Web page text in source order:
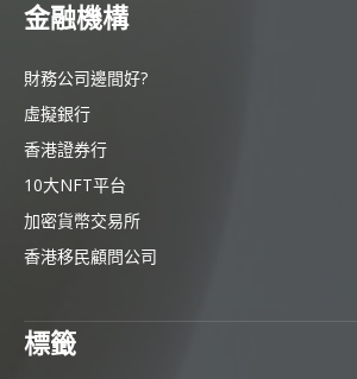
金融機構
財務公司邊間好?
虛擬銀行
香港證券行
10大NFT平台
加密貨幣交易所
香港移民顧問公司
標籤